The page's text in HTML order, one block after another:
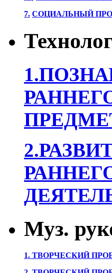
7. СОЦИАЛЬНЫЙ
Муз.
1. ТВОРЧЕСКИЙ